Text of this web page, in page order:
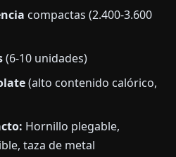
compactas (2.400-3.600
(6-10 unidades)
(alto contenido calórico,
Hornillo plegable,
taza de metal